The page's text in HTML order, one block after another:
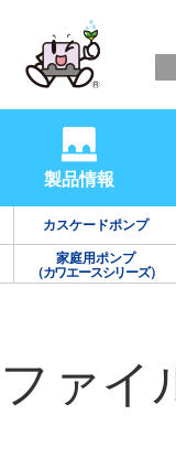
製品情報
カスケードポンプ
家庭用ポンプ
（カワエースシリーズ）
ァイ